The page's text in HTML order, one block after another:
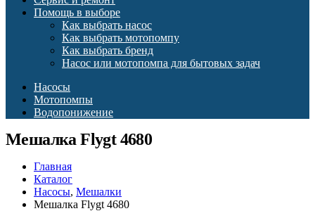
Помощь в выборе
Как выбрать насос
Как выбрать мотопомпу
Как выбрать бренд
Насос или мотопомпа для бытовых задач
Насосы
Мотопомпы
Водопонижение
Мешалка Flygt 4680
Главная
Каталог
Насосы, Мешалки
Мешалка Flygt 4680